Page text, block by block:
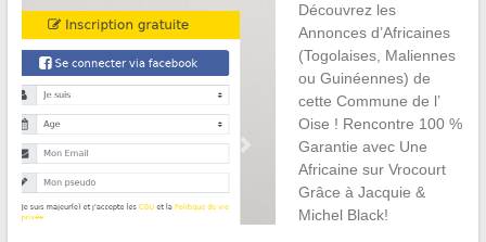
Découvrez les
Annonces d’Africaines
(Togolaises, Maliennes
ou Guinéennes) de
cette Commune de l’
Oise ! Rencontre 100 %
Garantie avec Une
Africaine sur Vrocourt
Grâce à Jacquie &
Michel Black!